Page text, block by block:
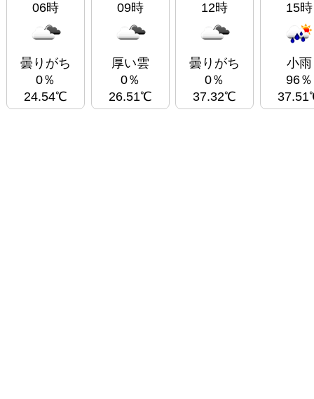
06時
曇りがち
0％
24.54℃
09時
厚い雲
0％
26.51℃
12時
曇りがち
0％
37.32℃
15時
小雨
96％